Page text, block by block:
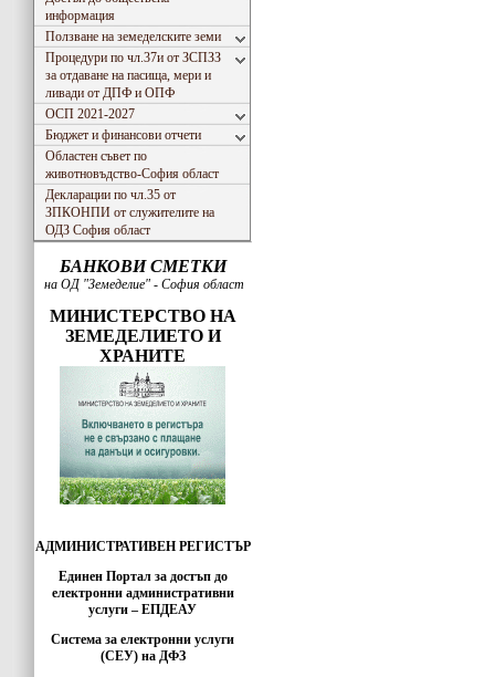
информация
Ползване на земеделските земи
Процедури по чл.37и от ЗСПЗЗ
за отдаване на пасища, мери и
ливади от ДПФ и ОПФ
ОСП 2021-2027
Бюджет и финансови отчети
Областен съвет по
животновъдство-София област
Декларации по чл.35 от
ЗПКОНПИ от служителите на
ОДЗ София област
БАНКОВИ СМЕТКИ
на ОД "Земеделие" - София област
МИНИСТЕРСТВО НА
ЗЕМЕДЕЛИЕТО И
ХРАНИТЕ
АДМИНИСТРАТИВЕН РЕГИСТЪР
Единен Портал за достъп до
електронни административни
услуги – ЕПДЕАУ
Система за електронни услуги
(СЕУ) на ДФЗ